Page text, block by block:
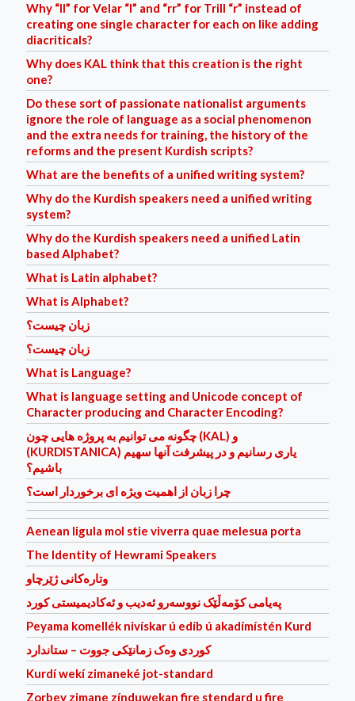
Why “ll” for Velar “l” and “rr” for Trill “r” instead of
creating one single character for each on like adding
diacriticals?
Why does KAL think that this creation is the right
one?
Do these sort of passionate nationalist arguments
ignore the role of language as a social phenomenon
and the extra needs for training, the history of the
reforms and the present Kurdish scripts?
What are the benefits of a unified writing system?
Why do the Kurdish speakers need a unified writing
system?
Why do the Kurdish speakers need a unified Latin
based Alphabet?
What is Latin alphabet?
What is Alphabet?
زبان چیست؟
زبان چیست؟
What is Language?
What is language setting and Unicode concept of
Character producing and Character Encoding?
چگونه می توانیم به پروژه هایی چون (KAL) و
(KURDISTANICA) یاری رسانیم و در پیشرفت آنها سهیم
باشیم؟
چرا زبان از اهمیت ویژه ای برخوردار است؟
Aenean ligula mol stie viverra quae melesua porta
The Identity of Hewrami Speakers
وتاره‌كانی ژێرچاو
پەیامی کۆمەڵێک نووسەرو ئەدیب و ئەکادیمیستی کورد
Peyama komellék nivískar ú edíb ú akadímístén Kurd
کوردی وه‌ک زمانێکی جووت – ستاندارد
Kurdí wekí zimaneké jot-standard
Zorbey zimane zínduwekan fire stendard u fire